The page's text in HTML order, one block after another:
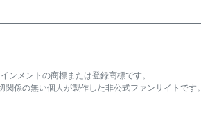
ンメントの商標または登録商標です。
係の無い個人が製作した非公式ファンサイトです。